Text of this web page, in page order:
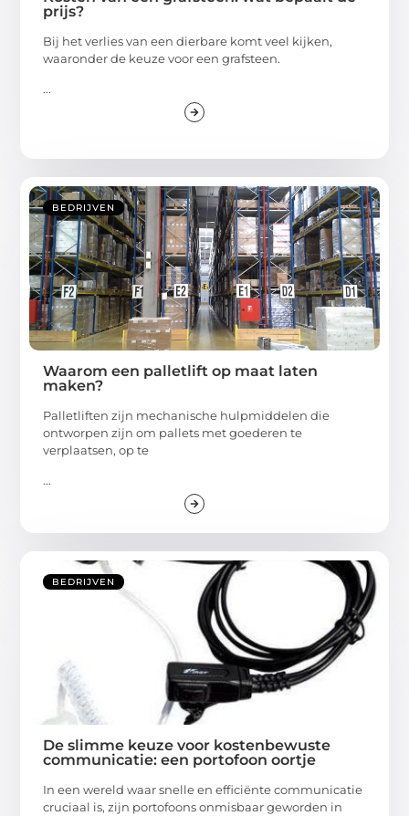
prijs?
Bij het verlies van een dierbare komt veel kijken,
waaronder de keuze voor een grafsteen.
...
BEDRIJVEN
Waarom een palletlift op maat laten
maken?
Palletliften zijn mechanische hulpmiddelen die
ontworpen zijn om pallets met goederen te
verplaatsen, op te
...
BEDRIJVEN
De slimme keuze voor kostenbewuste
communicatie: een portofoon oortje
In een wereld waar snelle en efficiënte communicatie
cruciaal is, zijn portofoons onmisbaar geworden in